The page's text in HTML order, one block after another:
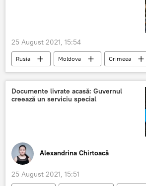
25 August 2021, 15:54
Rusia Moldova
Crimeea
cursă
navă maritimă
Portul Giurgiulești
Documente livrate acasă: Guvernul
creează un serviciu special
Alexandrina Chirtoacă
25 August 2021, 15:51